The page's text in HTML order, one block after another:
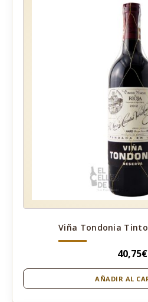
Viña Tondonia Tinto
40,75€
AÑADIR AL